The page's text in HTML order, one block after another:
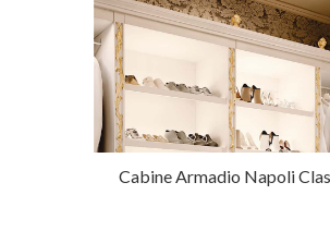
Cabine Armadio Napoli